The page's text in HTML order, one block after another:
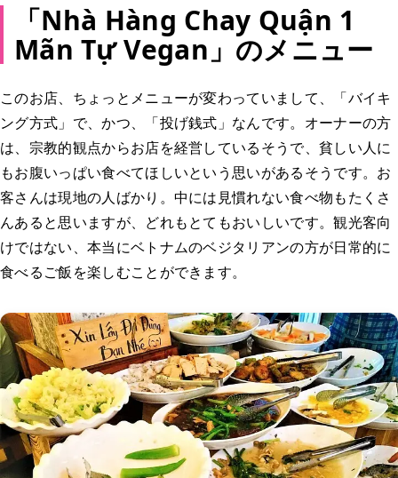
「Nhà Hàng Chay Quận 1
Mãn Tự Vegan」のメニュー
このお店、ちょっとメニューが変わっていまして、「バイキ
ング方式」で、かつ、「投げ銭式」なんです。オーナーの方
は、宗教的観点からお店を経営しているそうで、貧しい人に
もお腹いっぱい食べてほしいという思いがあるそうです。お
客さんは現地の人ばかり。中には見慣れない食べ物もたくさ
んあると思いますが、どれもとてもおいしいです。観光客向
けではない、本当にベトナムのベジタリアンの方が日常的に
食べるご飯を楽しむことができます。